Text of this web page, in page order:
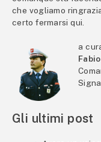
che vogliamo
certo fermarsi qui.
a
Signa
Gli ultimi post